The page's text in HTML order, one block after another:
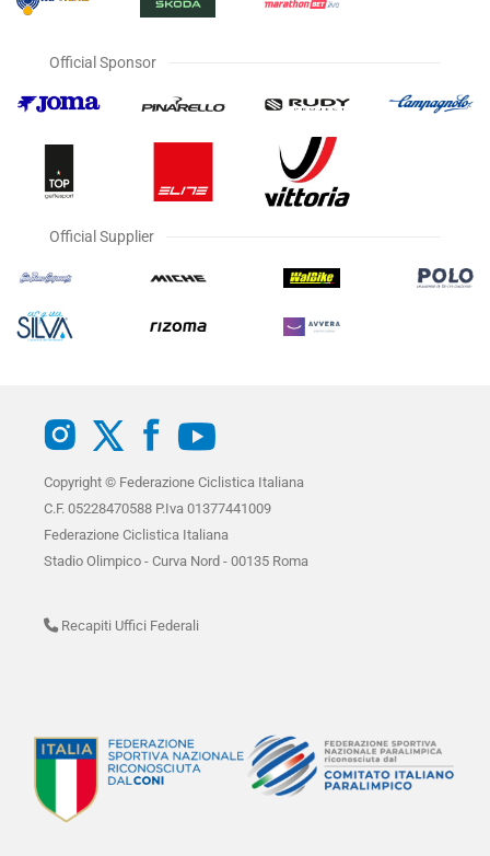
Official Sponsor
Official Supplier
Copyright © Federazione Ciclistica Italiana
C.F. 05228470588 P.Iva 01377441009
Federazione Ciclistica Italiana
Stadio Olimpico - Curva Nord - 00135 Roma
Recapiti Uffici Federali